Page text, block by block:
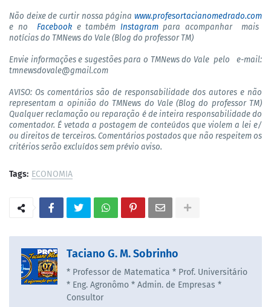
Não deixe de curtir nossa página www.profesortacianomedrado.com
e no Facebooke também Instagrampara acompanhar mais
notícias do TMNews do Vale (Blog do professor TM)
Envie informações e sugestões para o TMNews do Vale pelo
e-mail:
tmnewsdovale@gmail.com
AVISO: Os comentários são de responsabilidade dos autores e não
representam a opinião do TMNews do Vale (Blog do professor TM)
Qualquer reclamação ou reparação é de inteira responsabilidade do
comentador. É vetada a postagem de conteúdos que violem a lei e/
ou direitos de terceiros. Comentários postados que não respeitem os
critérios serão excluídos sem prévio aviso.
Tags: ECONOMIA
Taciano G. M. Sobrinho
* Professor de Matematica * Prof. Universitário
* Eng. Agronômo * Admin. de Empresas *
Consultor